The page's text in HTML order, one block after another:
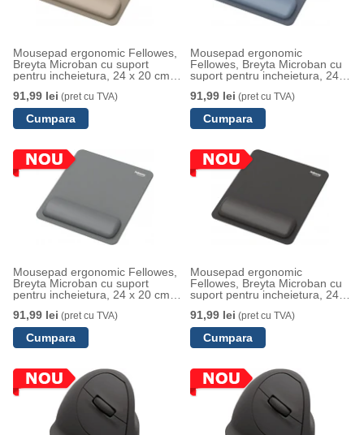
Mousepad ergonomic Fellowes,
Breyta Microban cu suport
pentru incheietura, 24 x 20 cm,
91,99 lei (pret cu TVA)
Mousepad ergonomic
Fellowes, Breyta Microban cu
suport pentru incheietura, 24 x
91,99 lei (pret cu TVA)
Mousepad ergonomic Fellowes,
Breyta Microban cu suport
pentru incheietura, 24 x 20 cm,
91,99 lei (pret cu TVA)
Mousepad ergonomic
Fellowes, Breyta Microban cu
suport pentru incheietura, 24 x
91,99 lei (pret cu TVA)